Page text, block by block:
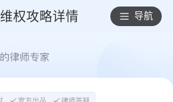
维权攻略详情 导航